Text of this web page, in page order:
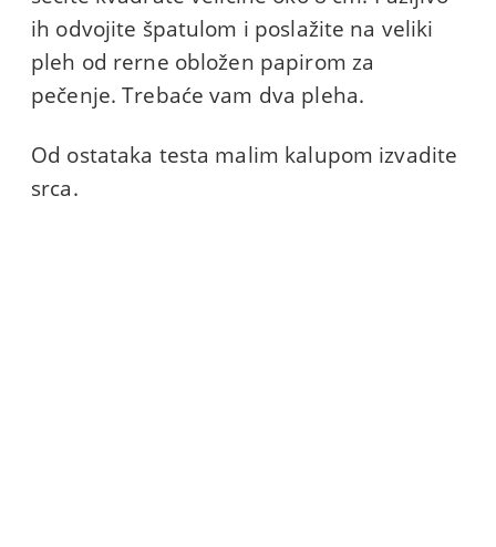
ih odvojite špatulom i poslažite na veliki
pleh od rerne obložen papirom za
pečenje. Trebaće vam dva pleha.
Od ostataka testa malim kalupom izvadite
srca.